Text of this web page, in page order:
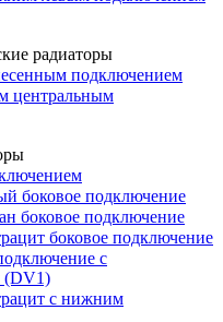
радиаторы
подключением
центральным
боковое подключение
боковое подключение
боковое подключение
с
(DV1)
с нижним